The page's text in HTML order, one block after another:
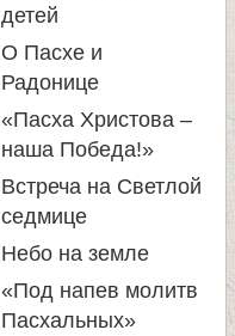
детей
О Пасхе и
Радонице
«Пасха Христова –
наша Победа!»
Встреча на Светлой
седмице
Небо на земле
«Под напев молитв
Пасхальных»